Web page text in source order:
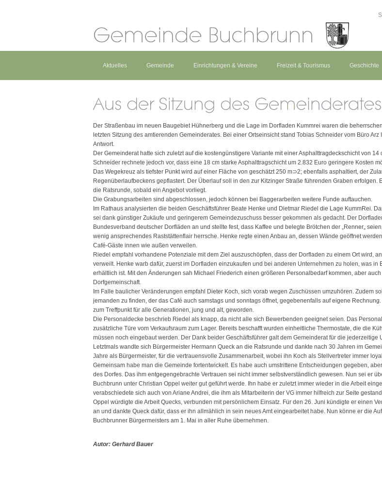
Aktuelles Gemeinde Einrichtungen & Vereine Freizeit & Tourismus Geschichte
Der Straßenbau im neuen Baugebiet Hühnerberg und die Lage im Dorfladen Kummrei waren die
letzten Sitzung des amtierenden Gemeinderates. Bei einer Ortseinsicht stand Tobias Schneider vom Büro Arz
Antwort.
Der Gemeinderat hatte sich zuletzt auf die kostengünstigere Variante mit einer Asphalttragdeckschicht von 14
Schneider rechnete jedoch vor, dass eine 18 cm starke Asphalttragschicht um 2.832 Euro geringere Kosten
Das Wegekreuz als tiefster Punkt wird auf einer Fläche von geschätzt 250 m⊃2; ebenfalls asphaltiert, der
Regenüberlaufbeckens gepflastert. Der Überlauf soll in den zur Kitzinger Straße führenden Graben erfolgen.
die Ratsrunde, sobald ein Angebot vorliegt.
Die Grabungsarbeiten sind abgeschlossen, jedoch können bei Baggerarbeiten weitere Funde auftauchen.
Im Rathaus analysierten die beiden Geschäftsführer Beate Henke und Dietmar Riedel die Lage KummRei.
sei dank günstiger Zukäufe und geringerem Gemeindezuschuss besser gekommen als gedacht. Der
Bundesverband deutscher Dorfläden an und stellte fest, dass Kaffee und belegte Brötchen der „Renner„
wenig ansprechendes Raststättenflair herrsche. Henke regte einen Anbau an, dessen Wände geöffnet
Café-Gäste innen wie außen verweilen.
Riedel empfahl vorhandene Potenziale mit dem Ziel auszuschöpfen, dass der Dorfladen zu einem Ort wird,
verweilt. Henke warb dafür, zuerst im Dorfladen einzukaufen und bei anderen Unternehmen zu holen, was in
erhältlich ist. Mit den Änderungen sah Michael Friederich einen größeren Personalbedarf kommen, aber
Dorfgemeinschaft.
Im Falle baulicher Veränderungen empfahl Dieter Koch, sich vorab wegen Zuschüssen umzuhören. Zudem
jemanden zu finden, der das Café auch samstags und sonntags öffnet, gegebenenfalls auf eigene
zum Treffpunkt für alle Generationen, jung und alt, geworden.
Die Personaldecke beschrieb Riedel als knapp, da nicht alle sich Bewerbenden geeignet seien. Das
zusätzliche Türe vom Verkaufsraum zum Lager. Bereits beschafft wurden einheitliche Thermostate, die die
müssen noch eingebaut werden. Der Dank beider Geschäftsführer galt dem Gemeinderat für die jederzeitige
Letztmals wandte sich Bürgermeister Hermann Queck an die Ratsrunde und dankte nach 30 Jahren im
Jahre als Bürgermeister, für die vertrauensvolle Zusammenarbeit, wobei ihn Koch als Stellvertreter immer
Gemeinsam habe man die Gemeinde fortentwickelt. Es habe auch umstrittene Entscheidungen gegeben,
des Dorfes. Das ihm entgegengebrachte Vertrauen sei nicht immer selbstverständlich gewesen. Nun sei er
Buchbrunn unter Christian Oppel weiter gut geführt werde. Ihn habe er zuletzt immer wieder in die Arbeit
verabschiedete sich auch von Ariane Andrei, die ihm als Mitarbeiterin der VG immer hilfreich zur Seite
Oppel würdigte die Arbeit Quecks, verbunden mit persönlichem Einsatz. Für den 26. Juni kündigte er einen
an und dankte Queck dafür, dass er ihn allmählich in sein neues Amt eingearbeitet habe. Nun könne er die
Buchbrunner Bürgermeisters am 1. Mai in aller Ruhe übernehmen.
Autor: Gerhard Bauer